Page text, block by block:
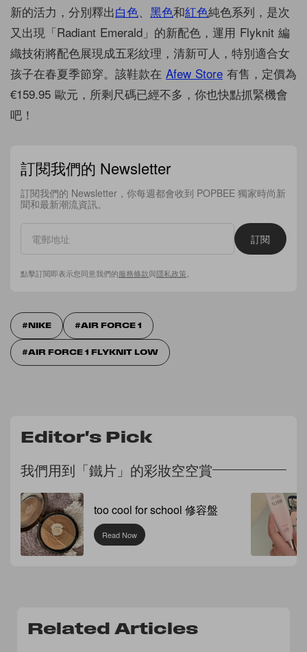
新的活力，分別釋出白色 黑色和紅色純色系列，是次
又出現「Radiant Emerald」的新配色，運用 Flyknit 編
織技術將配色展現成五彩紋理，清新可人，特別適合女
孩子在春夏季節穿。該鞋款在 Afew Store 有售，定價為
€159.95 歐元，所剩尺碼已經不多，你也快點抓緊機會
吧！
訂閱我們的 Newsletter
訂閱我們的 Newsletter，你每週都會收到 POPBEE 獨家時尚新
聞和最新潮流資訊。
訂閱
點擊訂閱即表示您同意我們的服務條款與隱私政策
NIKE AIR FORCE 1
AIR FORCE 1 FLYKNIT LOW
Editor's Pick
我們用到「鐵片」的彩妝空空賞
too cool for school 修容盤
Read Now
Related Articles